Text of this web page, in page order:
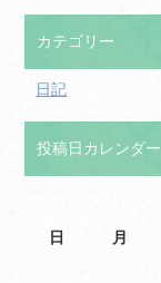
カテゴリー
日記
投稿日カレンダー
日 月